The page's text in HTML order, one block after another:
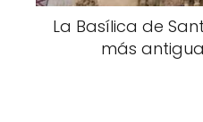
La Basílica de
más